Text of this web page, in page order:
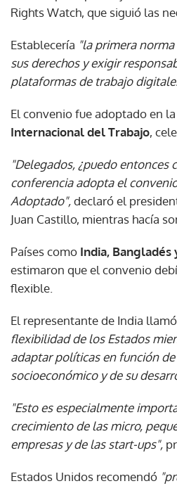
Rights Watch, que siguió las
Establecería "la primera
sus derechos y exigir
plataformas de trabajo
El convenio fue adoptado en la
Internacional del Trabajo,
"Delegados, ¿puedo entonces
conferencia adopta el
Adoptado",declaró el
Juan Castillo, mientras hacía
Países como India, Bangladés
estimaron que el convenio
flexible.
El representante de India
flexibilidad de los Estados
adaptar políticas en función
socioeconómico y de su
"Esto es especialmente
crecimiento de las micro,
empresas y de las start-ups",
Estados Unidos recomendó